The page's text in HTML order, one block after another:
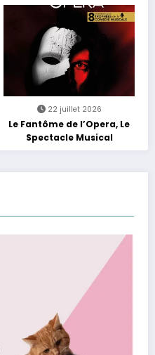
22 juillet 2026
Le Fantôme de l’Opera, Le
Spectacle Musical